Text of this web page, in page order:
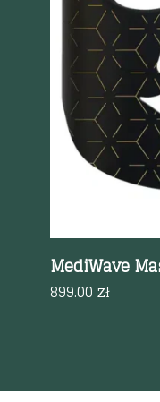
Szybki
MediWave
899.00zł